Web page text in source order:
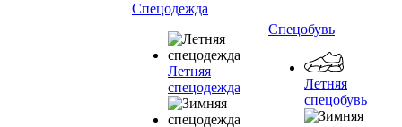
Спецодежда
Летняя
спецодежда
Спецобувь
Летняя
спецобувь